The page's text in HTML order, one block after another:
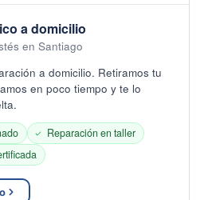
a domicilio
en Santiago
a domicilio. Retiramos tu
en poco tiempo y te lo
Reparación en taller